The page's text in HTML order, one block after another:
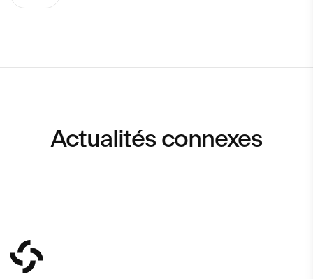
Actualités connexes